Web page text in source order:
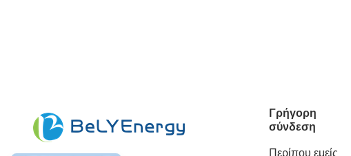
Γρήγορη
σύνδεση
Περίπου εμείς